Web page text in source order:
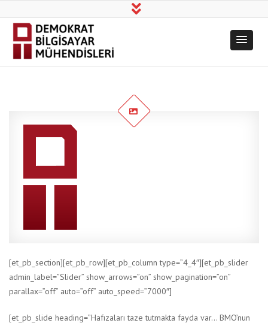
Demokrat
Üretim, Bilim, Dayanışma!
[et_pb_section][et_pb_row][et_pb_column type=”4_4″][et_pb_slider
admin_label=”Slider” show_arrows=”on” show_pagination=”on”
parallax=”off” auto=”off” auto_speed=”7000″]
[et_pb_slide heading=”Hafızaları taze tutmakta fayda var… BMO’nun